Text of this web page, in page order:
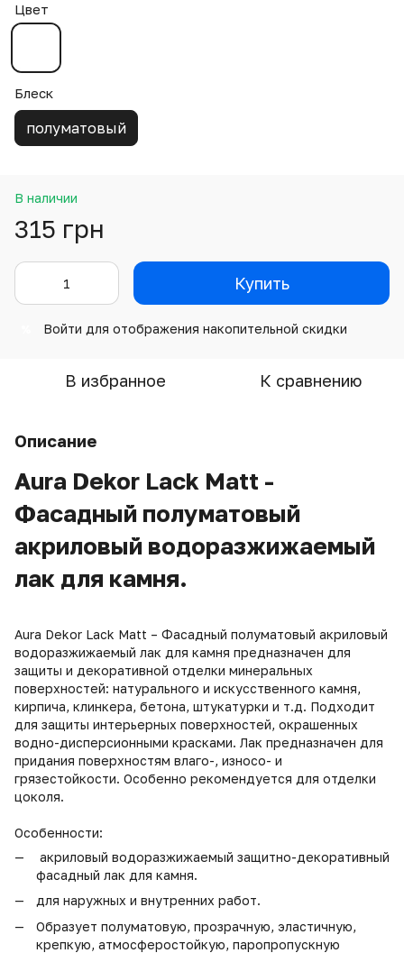
Цвет
Блеск
полуматовый
В наличии
315 грн
Купить
Войти для отображения накопительной скидки
В избранное К сравнению
Описание
Aura Dekor Lack Matt -
Фасадный полуматовый
акриловый водоразжижаемый
лак для камня.
Aura Dekor Lack Matt – Фасадный полуматовый акриловый
водоразжижаемый лак для камня предназначен для
защиты и декоративной отделки минеральных
поверхностей: натурального и искусственного камня,
кирпича, клинкера, бетона, штукатурки и т.д. Подходит
для защиты интерьерных поверхностей, окрашенных
водно-дисперсионными красками. Лак предназначен для
придания поверхностям влаго-, износо- и
грязестойкости. Особенно рекомендуется для отделки
цоколя.
Особенности:
акриловый водоразжижаемый защитно-декоративный
фасадный лак для камня.
для наружных и внутренних работ.
Образует полуматовую, прозрачную, эластичную,
крепкую, атмосферостойкую, паропропускную